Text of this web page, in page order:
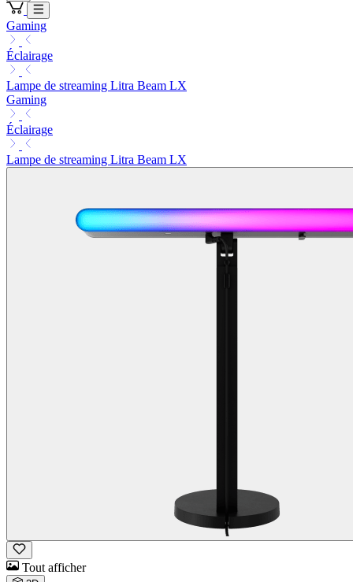
Gaming
Éclairage
Lampe de streaming Litra Beam LX
Gaming
Éclairage
Lampe de streaming Litra Beam LX
Tout afficher